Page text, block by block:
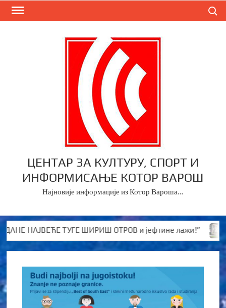
Skip
ЦЕНТАР ЗА КУЛТУРУ, СПОРТ И
ИНФОРМИСАЊЕ КОТОР ВАРОШ
Најновије информације из Котор Вароша…
НАЈВЕЋЕ ТУГЕ ШИРИШ ОТРОВ и јефтине лажи!”